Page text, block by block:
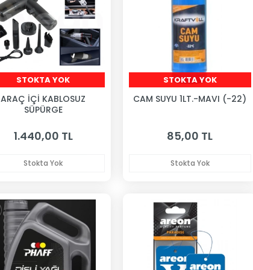
STOKTA YOK
ARAÇ İÇİ KABLOSUZ
SÜPÜRGE
1.440,00 TL
Stokta Yok
STOKTA YOK
CAM SUYU 1LT.-MAVI (-22)
85,00 TL
Stokta Yok